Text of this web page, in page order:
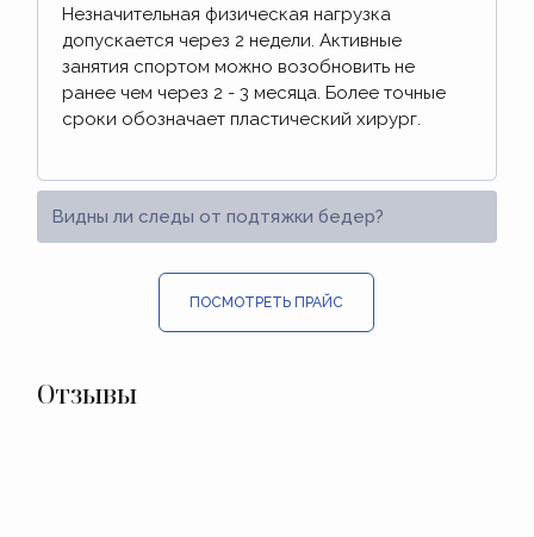
Незначительная физическая нагрузка
допускается через 2 недели. Активные
занятия спортом можно возобновить не
ранее чем через 2 - 3 месяца. Более точные
сроки обозначает пластический хирург.
Видны ли следы от подтяжки бедер?
ПОСМОТРЕТЬ ПРАЙС
Отзывы